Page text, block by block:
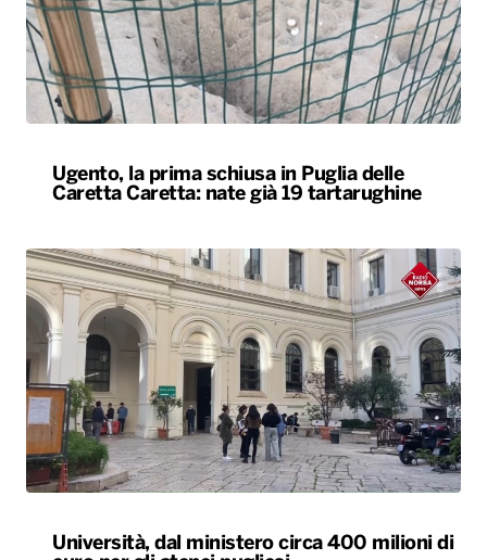
Ugento, la prima schiusa in Puglia delle
Caretta Caretta: nate già 19 tartarughine
Università, dal ministero circa 400 milioni di